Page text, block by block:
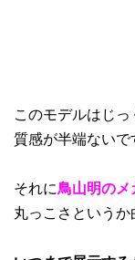
このモデルはじ
質感が半端ないで
それに鳥山明の
丸っこさというか